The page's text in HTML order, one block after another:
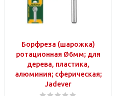
Борфреза (шарожка)
ротационная Ø6мм; для
дерева, пластика,
алюминия; сферическая;
Jadever